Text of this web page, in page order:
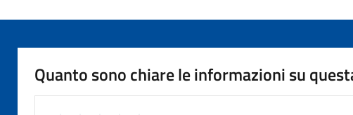
Quanto sono chiare le informazioni su